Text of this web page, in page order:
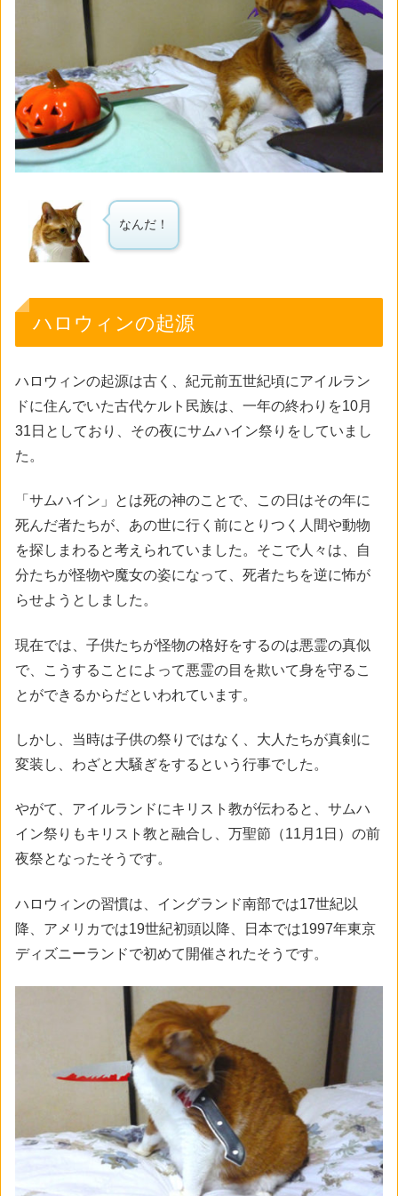
なんだ！
ハロウィンの起源
ハロウィンの起源は古く、紀元前五世紀頃にアイルラン
ドに住んでいた古代ケルト民族は、一年の終わりを10月
31日としており、その夜にサムハイン祭りをしていまし
た。
「サムハイン」とは死の神のことで、この日はその年に
死んだ者たちが、あの世に行く前にとりつく人間や動物
を探しまわると考えられていました。そこで人々は、自
分たちが怪物や魔女の姿になって、死者たちを逆に怖が
らせようとしました。
現在では、子供たちが怪物の格好をするのは悪霊の真似
で、こうすることによって悪霊の目を欺いて身を守るこ
とができるからだといわれています。
しかし、当時は子供の祭りではなく、大人たちが真剣に
変装し、わざと大騒ぎをするという行事でした。
やがて、アイルランドにキリスト教が伝わると、サムハ
イン祭りもキリスト教と融合し、万聖節（11月1日）の前
夜祭となったそうです。
ハロウィンの習慣は、イングランド南部では17世紀以
降、アメリカでは19世紀初頭以降、日本では1997年東京
ディズニーランドで初めて開催されたそうです。